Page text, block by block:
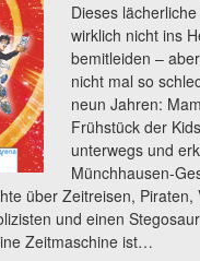
Dieses
wirklich nicht ins
bemitleiden –
nicht mal so
neun Jahren:
Frühstück der
unterwegs und
Münchhausen-
über Zeitreisen,
und einen
Zeitmaschine ist…